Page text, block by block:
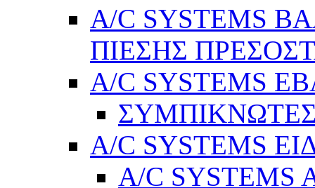
A/C SYSTEMS
ΠΙΕΣΗΣ
A/C SYSTEMS
A/C SYSTEMS
A/C SYSTEMS